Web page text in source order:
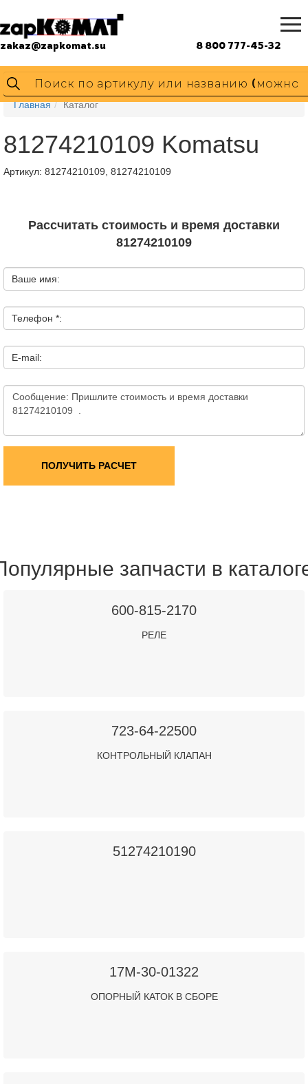
zakaz@zapkomat.su 8 800 777-45-32
Главная Каталог
81274210109 Komatsu
Артикул: 81274210109, 81274210109
Рассчитать стоимость и время доставки
81274210109
Ваше имя:
Телефон *:
E-mail:
ПОЛУЧИТЬ РАСЧЕТ
запчасти в
600-815-2170
РЕЛЕ
723-64-22500
КОНТРОЛЬНЫЙ КЛАПАН
51274210190
17M-30-01322
ОПОРНЫЙ КАТОК В СБОРЕ